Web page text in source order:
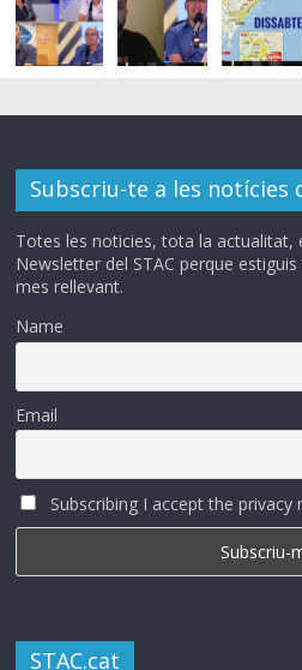
Subscriu-te a les notícies
Totes les noticies, tota la actualitat,
Newsletter del STAC perque
mes rellevant.
Name
Email
Subscribing I accept the privacy
STAC.cat